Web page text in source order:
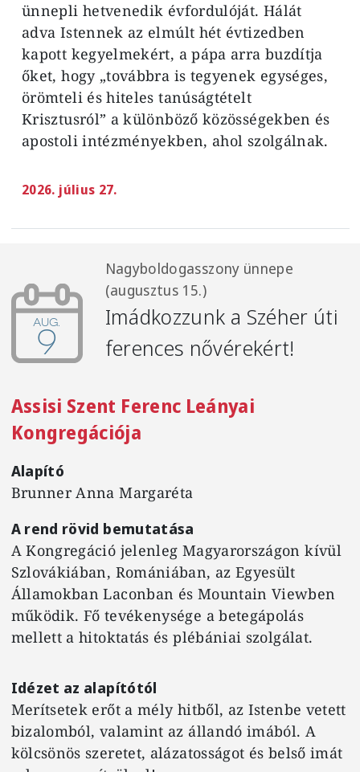
ünnepli hetvenedik évfordulóját. Hálát
adva Istennek az elmúlt hét évtizedben
kapott kegyelmekért, a pápa arra buzdítja
őket, hogy „továbbra is tegyenek egységes,
örömteli és hiteles tanúságtételt
Krisztusról” a különböző közösségekben és
apostoli intézményekben, ahol szolgálnak.
2026. július 27.
aug.
9
Nagyboldogasszony ünnepe
(augusztus 15.)
Imádkozzunk a Széher úti
ferences nővérekért!
Assisi Szent Ferenc Leányai
Kongregációja
Alapító
Brunner Anna Margaréta
A rend rövid bemutatása
A Kongregáció jelenleg Magyarországon kívül
Szlovákiában, Romániában, az Egyesült
Államokban Laconban és Mountain Viewben
működik. Fő tevékenysége a betegápolás
mellett a hitoktatás és plébániai szolgálat.
Idézet az alapítótól
Merítsetek erőt a mély hitből, az Istenbe vetett
bizalomból, valamint az állandó imából. A
kölcsönös szeretet, alázatosságot és belső imát